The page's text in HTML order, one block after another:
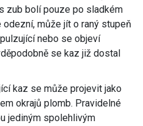
zub bolí pouze po sladkém
může jít o raný stupeň
nebo se objeví
se kaz již dostal
kaz se může projevit jako
okrajů plomb. Pravidelné
jediným spolehlivým